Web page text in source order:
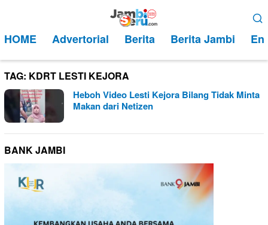
kontenMobile
HOME Advertorial Berita Berita Jambi
TAG: KDRT LESTI KEJORA
Heboh Video Lesti Kejora Bilang Tidak Minta
Makan dari Netizen
BANK JAMBI